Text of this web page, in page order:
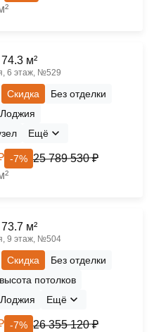
м²
6 этаж, №529
Скидка
Без отделки
Лоджия
Ещё
-7% 25 789 530 ₽
м²
9 этаж, №504
Скидка
Без отделки
потолков
Лоджия Ещё
-7% 26 355 120 ₽